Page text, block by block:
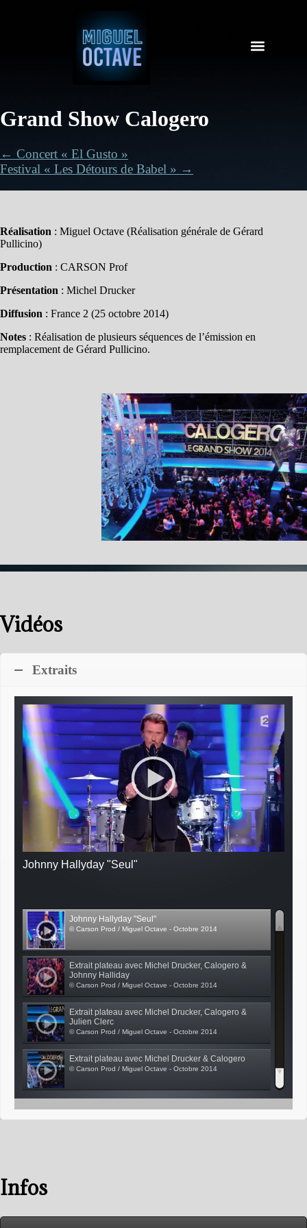
Grand Show Calogero
← Concert « El Gusto »
Festival « Les Détours de Babel » →
Réalisation : Miguel Octave (Réalisation générale de Gérard
Pullicino)
Production : CARSON Prof
Présentation : Michel Drucker
Diffusion : France 2 (25 octobre 2014)
Notes : Réalisation de plusieurs séquences de l’émission en
remplacement de Gérard Pullicino.
Vidéos
Extraits
Johnny Hallyday "Seul"
Johnny Hallyday "Seul"
© Carson Prod / Miguel Octave - Octobre 2014
Extrait plateau avec Michel Drucker, Calogero &
Johnny Halliday
© Carson Prod / Miguel Octave - Octobre 2014
Extrait plateau avec Michel Drucker, Calogero &
Julien Clerc
© Carson Prod / Miguel Octave - Octobre 2014
Extrait plateau avec Michel Drucker & Calogero
© Carson Prod / Miguel Octave - Octobre 2014
Infos